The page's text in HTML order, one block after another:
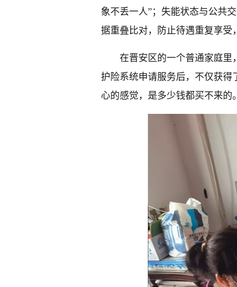
象不丢一人”；失能状态与公共
据重叠比对，防止待遇重复享受
在晋安区的一个普通家庭里
护险系统申请服务后，不仅获得
心的感觉，是多少钱都买不来的